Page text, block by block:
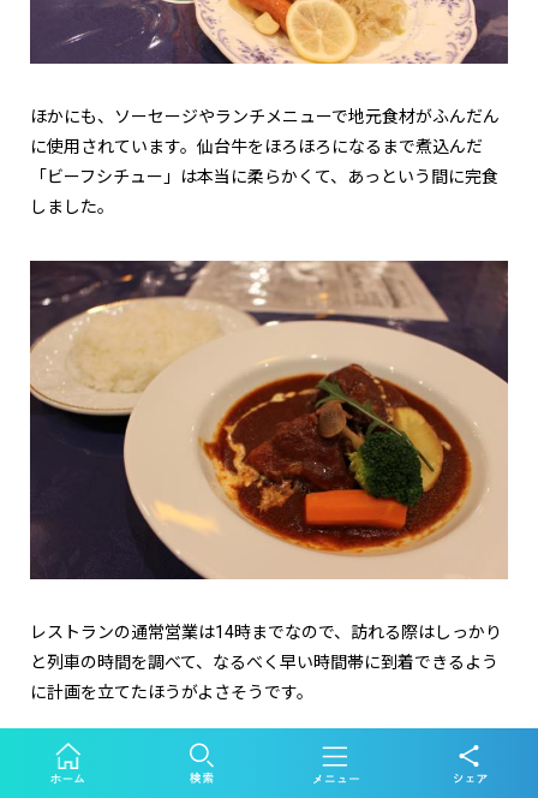
ほかにも、ソーセージやランチメニューで地元食材がふんだん
に使用されています。仙台牛をほろほろになるまで煮込んだ
「ビーフシチュー」は本当に柔らかくて、あっという間に完食
しました。
レストランの通常営業は14時までなので、訪れる際はしっかり
と列車の時間を調べて、なるべく早い時間帯に到着できるよう
に計画を立てたほうがよさそうです。
ちなみに、帰りの列車も
本しかないので、十分に注意